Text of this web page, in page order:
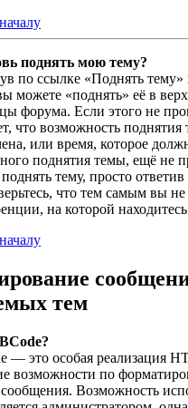
поднять мою тему?
по ссылке «Поднять тему»
можете «поднять» её в
форума. Если этого не
что возможность
или время, которое
поднятия темы, ещё не
тему, просто ответив
что тем самым вы
на которой
тем
— это особая реализация
возможности по
сообщения. Возможность